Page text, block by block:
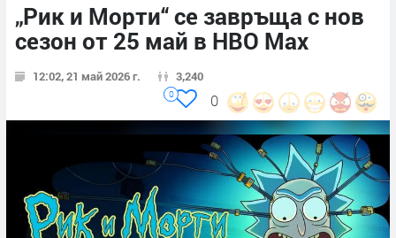
„Рик и Морти“ се завръща с нов
сезон от 25 май в HBO Max
12:02, 21 май 2026 г. 3,240
0
0